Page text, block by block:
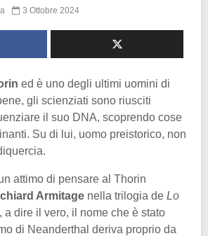
3 Ottobre 2024
ed è uno degli ultimi uomini di
gli scienziati sono riusciti
il suo DNA, scoprendo cose
Su di lui, uomo preistorico, non
attimo di pensare al Thorin
Armitage nella trilogia de Lo
a dire il vero, il nome che è stato
di Neanderthal deriva proprio da